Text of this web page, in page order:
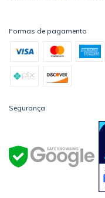
Formas de pagamento
Segurança